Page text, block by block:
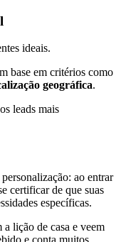
ideais.
base em critérios como
geográfica.
leads mais
ao entrar
certificar de que suas
específicas.
lição de casa e veem
e conta muitos